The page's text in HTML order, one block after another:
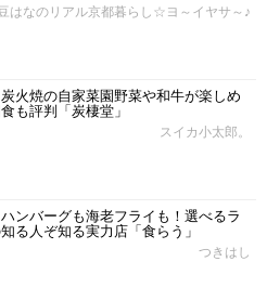
はなのリアル京都暮らし☆ヨ～イヤサ～♪
火焼の自家菜園野菜や和牛が楽しめ
も評判「炭棲堂」
スイカ小太郎。
ハンバーグも海老フライも！選べるラ
る人ぞ知る実力店「食らう」
つきはし